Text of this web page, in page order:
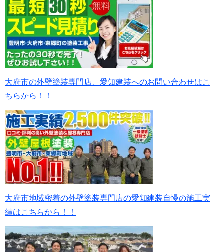
大府市の外壁塗装専門店、愛知建装へのお問い合わせはこ
ちらから！！
大府市地域密着の外壁塗装専門店の愛知建装自慢の施工実
績はこちらから！！